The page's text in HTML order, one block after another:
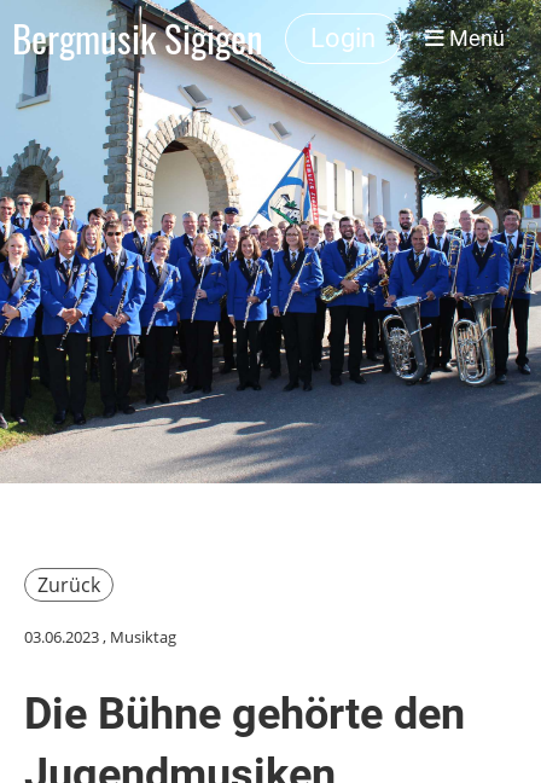
Bergmusik Sigigen Login Menü
Zurück
03.06.2023, Musiktag
Die Bühne gehörte den